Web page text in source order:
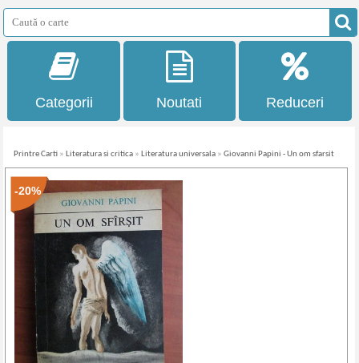
Categorii Noutati Reduceri
Printre Carti » Literatura si critica » Literatura universala »Giovanni Papini - Un om sfarsit
-20%